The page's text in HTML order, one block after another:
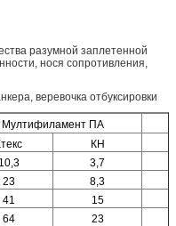
разумной заплетенной
нося сопротивления,
веревочка отбуксировки
Мултифиламент ПА
КН
10,3 3,7
23 8,3
41
15
64
23